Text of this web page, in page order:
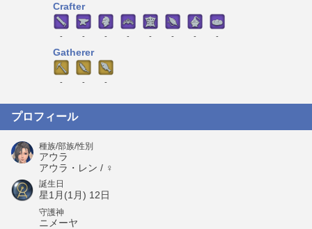
Crafter
- - - - - - - -
Gatherer
- - -
プロフィール
種族/部族/性別
アウラ
アウラ・レン / ♀
誕生日
星1月(1月) 12日
守護神
ニメーヤ